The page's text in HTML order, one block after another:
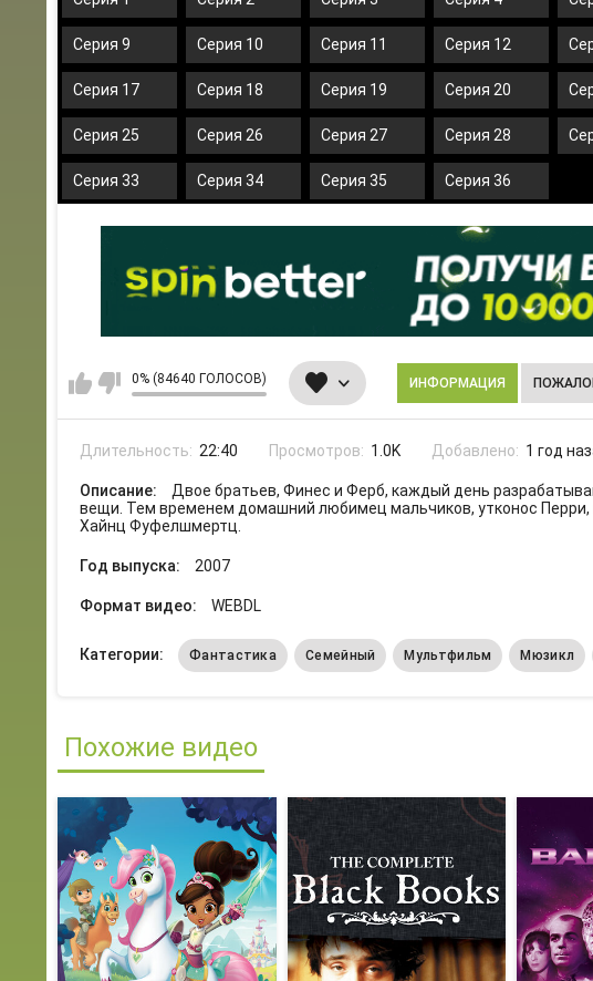
Серия 9 Серия 10 Серия 11 Серия 12
Серия 17 Серия 18 Серия 19 Серия 20
Серия 25 Серия 26 Серия 27 Серия 28
Серия 33 Серия 34 Серия 35 Серия 36
0% (84640 ГОЛОСОВ) ИНФОРМАЦИЯ
Длительность: 22:40 Просмотров: 1.0K Добавлено: 1 год
Описание:
Двое братьев, Финес и Ферб, каждый день
вещи. Тем временем домашний любимец мальчиков, утконос
Хайнц Фуфелшмертц.
Год выпуска: 2007
Формат видео: WEBDL
Категории: Фантастика Семейный Мультфильм Мюзикл
Похожие видео